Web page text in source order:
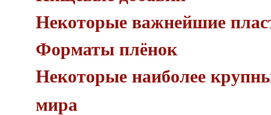
Некоторые важнейшие
Форматы плёнок
Некоторые наиболее
мира